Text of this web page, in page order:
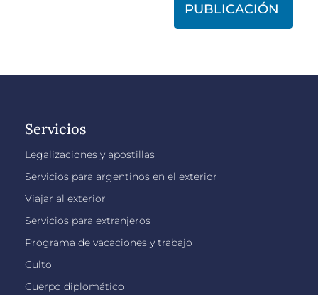
PUBLICACIÓN
Servicios
Legalizaciones y apostillas
Servicios para argentinos en el exterior
Viajar al exterior
Servicios para extranjeros
Programa de vacaciones y trabajo
Culto
Cuerpo diplomático